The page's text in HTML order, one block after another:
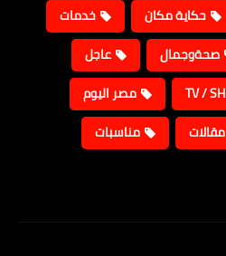
حكاية مكان
خدمات
صحةوجمال
عاجل
مصر اليوم
مقالات
مناسبات